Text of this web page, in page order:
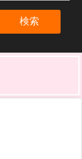
検索